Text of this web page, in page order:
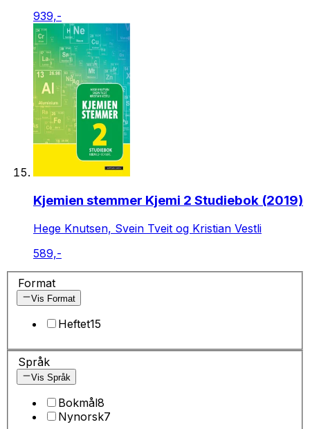
939,-
Kjemien stemmer Kjemi 2 Studiebok (2019)
Hege Knutsen, Svein Tveit og Kristian Vestli
589,-
Format
Vis Format
Heftet15
Språk
Vis Språk
Bokmål8
Nynorsk7